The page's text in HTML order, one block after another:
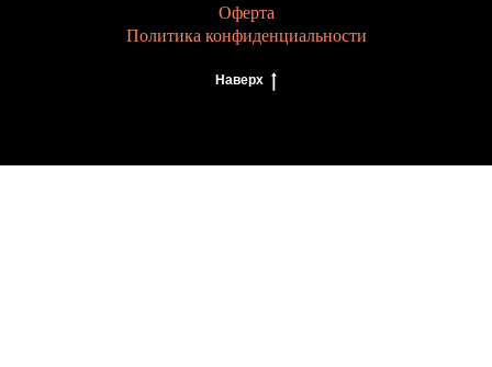
Оферта
Политика конфиденциальности
Наверх